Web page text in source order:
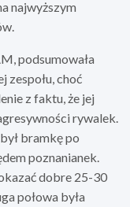
najwyższym
podsumowała
zespołu, choć
z faktu, że jej
rywalek.
bramkę po
poznanianek.
dobre 25-30
połowa była